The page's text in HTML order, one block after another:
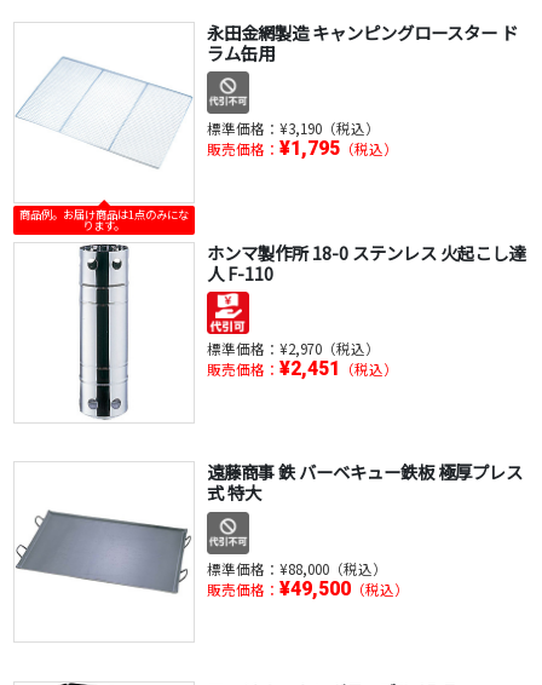
商品例。お届け商品は1点のみにな
ります。
永田金網製造 キャンピングロースター ド
ラム缶用
標準価格： ¥3,190（税込）
販売価格： ¥1,795（税込）
ホンマ製作所 18-0 ステンレス 火起こし達
人 F-110
標準価格： ¥2,970（税込）
販売価格： ¥2,451 （税込）
遠藤商事 鉄 バーベキュー鉄板 極厚プレス
式 特大
標準価格： ¥88,000（税込）
販売価格： ¥49,500（税込）